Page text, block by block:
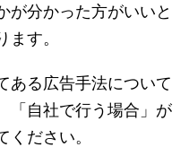
が分かった方がいいと
す。
ある広告手法について
「自社で行う場合」が
ださい。